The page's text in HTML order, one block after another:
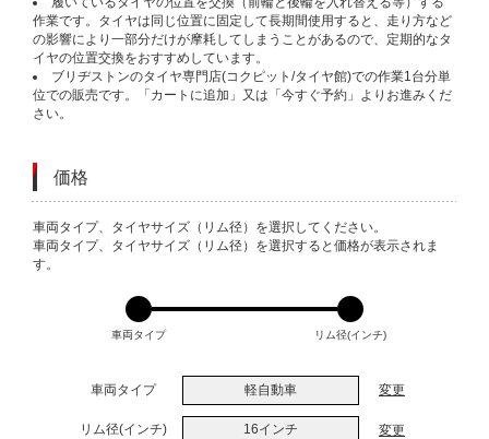
作業です。タイヤは同じ位置に固定して長期間使用すると、走り方など
の影響により一部分だけが摩耗してしまうことがあるので、定期的なタ
イヤの位置交換をおすすめしています。
ブリヂストンのタイヤ専門店(コクピット/タイヤ館)での作業1台分単
位での販売です。「カートに追加」又は「今すぐ予約」よりお進みくだ
さい。
価格
VARIATIONS
車両タイプ、タイヤサイズ（リム径）を選択してください。
車両タイプ、タイヤサイズ（リム径）を選択すると価格が表示されま
す。
車両タイプ リム径(インチ)
車両タイプ 軽自動車 変更
リム径(インチ) 16インチ 変更